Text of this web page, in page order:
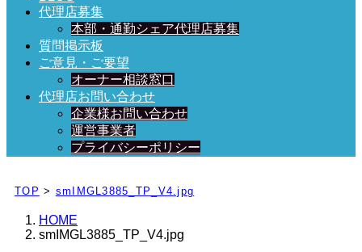
代理店募集
本部・通勤シェア代理店募集
質問掲示板
ご意見・ご要望
オーナー相談窓口
代理店お問い合わせ
企業様お問い合わせ
運営事業者
プライバシーポリシー
TOP > smIMGL3885_TP_V4.jpg
HOME
smIMGL3885_TP_V4.jpg